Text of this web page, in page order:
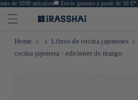
de 1000 artículos 🚚Envío gratuito a partir de 50 €*
Home Libros de cocina japoneses
cocina japonesa ⋅ ediciones de mango